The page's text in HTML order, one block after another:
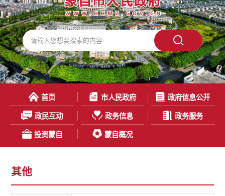
首页 市人民政府 政府信息公开
政民互动 政务信息 政务服务
投资蒙自 蒙自概况
其他